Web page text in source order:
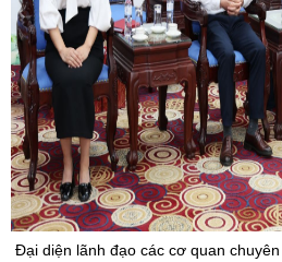
Đại diện lãnh đạo các cơ quan